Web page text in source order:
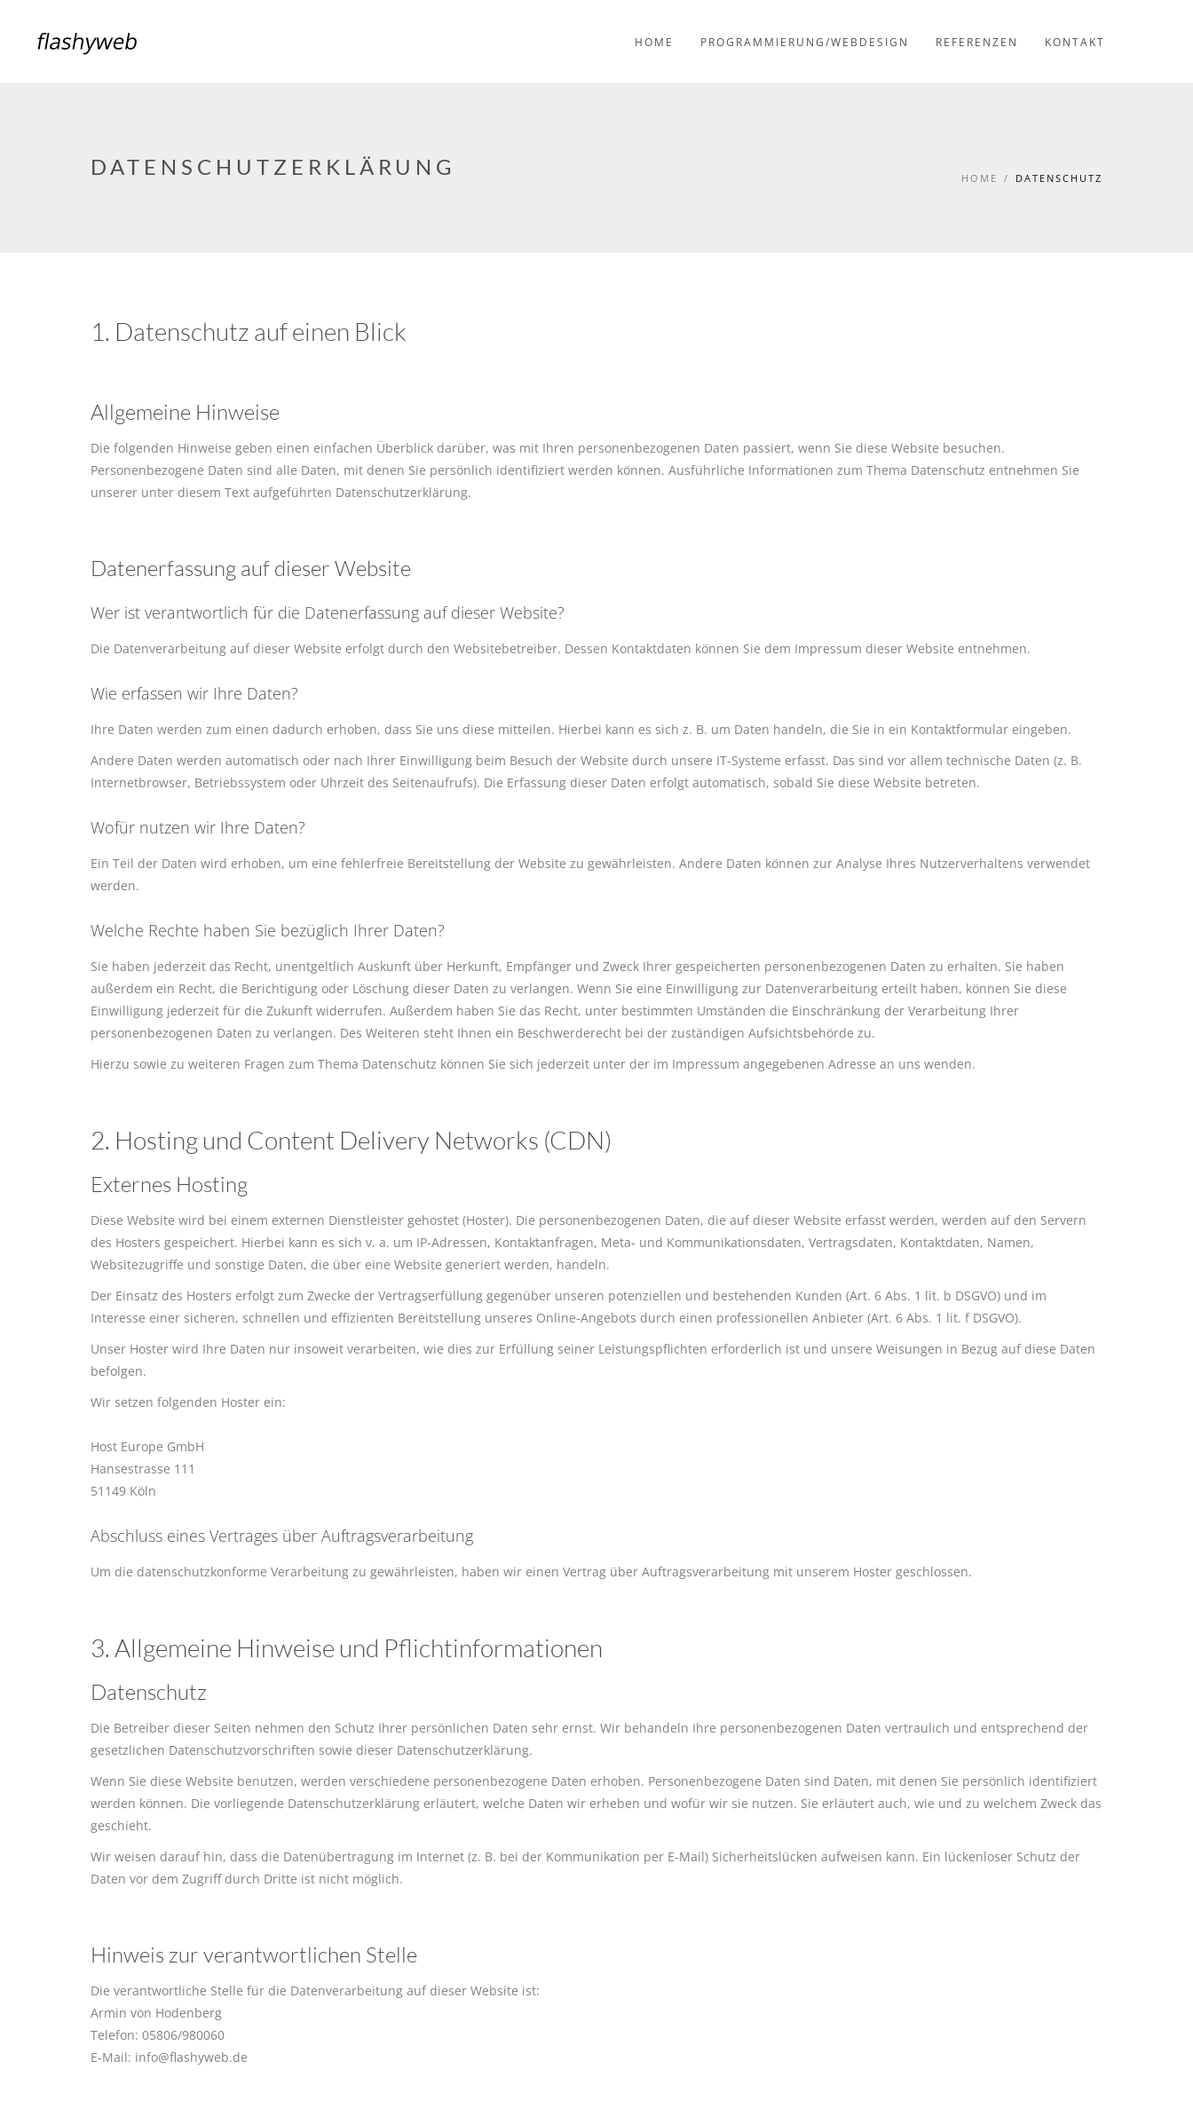
HOME PROGRAMMIERUNG/WEBDESIGN REFERENZEN KONTAKT
DATENSCHUTZERKLÄRUNG HOME / DATENSCHUTZ
1. Datenschutz auf einen Blick
Allgemeine Hinweise
Die folgenden Hinweise geben einen einfachen Überblick darüber, was mit Ihren personenbezogenen Daten passiert, wenn Sie diese Website besuchen.
Personenbezogene Daten sind alle Daten, mit denen Sie persönlich identifiziert werden können. Ausführliche Informationen zum Thema Datenschutz entnehmen Sie
unserer unter diesem Text aufgeführten Datenschutzerklärung.
Datenerfassung auf dieser Website
Wer ist verantwortlich für die Datenerfassung auf dieser Website?
Die Datenverarbeitung auf dieser Website erfolgt durch den Websitebetreiber. Dessen Kontaktdaten können Sie dem Impressum dieser Website entnehmen.
Wie erfassen wir Ihre Daten?
Ihre Daten werden zum einen dadurch erhoben, dass Sie uns diese mitteilen. Hierbei kann es sich z. B. um Daten handeln, die Sie in ein Kontaktformular eingeben.
Andere Daten werden automatisch oder nach Ihrer Einwilligung beim Besuch der Website durch unsere IT-Systeme erfasst. Das sind vor allem technische Daten (z. B.
Internetbrowser, Betriebssystem oder Uhrzeit des Seitenaufrufs). Die Erfassung dieser Daten erfolgt automatisch, sobald Sie diese Website betreten.
Wofür nutzen wir Ihre Daten?
Ein Teil der Daten wird erhoben, um eine fehlerfreie Bereitstellung der Website zu gewährleisten. Andere Daten können zur Analyse Ihres Nutzerverhaltens verwendet
werden.
Welche Rechte haben Sie bezüglich Ihrer Daten?
Sie haben jederzeit das Recht, unentgeltlich Auskunft über Herkunft, Empfänger und Zweck Ihrer gespeicherten personenbezogenen Daten zu erhalten. Sie haben
außerdem ein Recht, die Berichtigung oder Löschung dieser Daten zu verlangen. Wenn Sie eine Einwilligung zur Datenverarbeitung erteilt haben, können Sie diese
Einwilligung jederzeit für die Zukunft widerrufen. Außerdem haben Sie das Recht, unter bestimmten Umständen die Einschränkung der Verarbeitung Ihrer
personenbezogenen Daten zu verlangen. Des Weiteren steht Ihnen ein Beschwerderecht bei der zuständigen Aufsichtsbehörde zu.
Hierzu sowie zu weiteren Fragen zum Thema Datenschutz können Sie sich jederzeit unter der im Impressum angegebenen Adresse an uns wenden.
2. Hosting und Content Delivery Networks (CDN)
Externes Hosting
Diese Website wird bei einem externen Dienstleister gehostet (Hoster). Die personenbezogenen Daten, die auf dieser Website erfasst werden, werden auf den Servern
des Hosters gespeichert. Hierbei kann es sich v. a. um IP-Adressen, Kontaktanfragen, Meta- und Kommunikationsdaten, Vertragsdaten, Kontaktdaten, Namen,
Websitezugriffe und sonstige Daten, die über eine Website generiert werden, handeln.
Der Einsatz des Hosters erfolgt zum Zwecke der Vertragserfüllung gegenüber unseren potenziellen und bestehenden Kunden (Art. 6 Abs. 1 lit. b DSGVO) und im
Interesse einer sicheren, schnellen und effizienten Bereitstellung unseres Online-Angebots durch einen professionellen Anbieter (Art. 6 Abs. 1 lit. f DSGVO).
Unser Hoster wird Ihre Daten nur insoweit verarbeiten, wie dies zur Erfüllung seiner Leistungspflichten erforderlich ist und unsere Weisungen in Bezug auf diese Daten
befolgen.
Wir setzen folgenden Hoster ein:
Host Europe GmbH
Hansestrasse 111
51149 Köln
Abschluss eines Vertrages über Auftragsverarbeitung
Um die datenschutzkonforme Verarbeitung zu gewährleisten, haben wir einen Vertrag über Auftragsverarbeitung mit unserem Hoster geschlossen.
3. Allgemeine Hinweise und Pflicht­informationen
Datenschutz
Die Betreiber dieser Seiten nehmen den Schutz Ihrer persönlichen Daten sehr ernst. Wir behandeln Ihre personenbezogenen Daten vertraulich und entsprechend der
gesetzlichen Datenschutzvorschriften sowie dieser Datenschutzerklärung.
Wenn Sie diese Website benutzen, werden verschiedene personenbezogene Daten erhoben. Personenbezogene Daten sind Daten, mit denen Sie persönlich identifiziert
werden können. Die vorliegende Datenschutzerklärung erläutert, welche Daten wir erheben und wofür wir sie nutzen. Sie erläutert auch, wie und zu welchem Zweck das
geschieht.
Wir weisen darauf hin, dass die Datenübertragung im Internet (z. B. bei der Kommunikation per E-Mail) Sicherheitslücken aufweisen kann. Ein lückenloser Schutz der
Daten vor dem Zugriff durch Dritte ist nicht möglich.
Hinweis zur verantwortlichen Stelle
Die verantwortliche Stelle für die Datenverarbeitung auf dieser Website ist:
Armin von Hodenberg
Telefon: 05806/980060
E-Mail: info@flashyweb.de